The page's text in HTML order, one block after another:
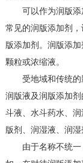
可以作为润版添
常见的润版添加剂
版添加剂。润版添
颗粒或浓缩液。
受地域和传统的
润版液及润版添加
斗液、水斗药水、
版剂、润湿液、润湿
由于名称不统一